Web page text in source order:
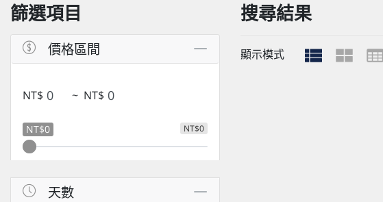
篩選項目
價格區間
NT$ ~ NT$
NT$0
NT$0
天數
搜尋結果
顯示模式